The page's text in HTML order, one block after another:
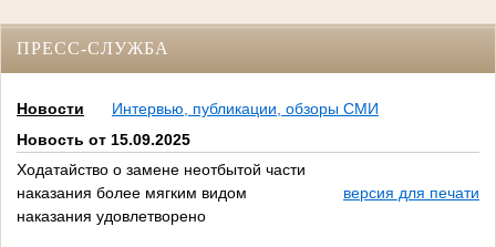
ПРЕСС-СЛУЖБА
Новости
Интервью, публикации, обзоры СМИ
Новость от 15.09.2025
Ходатайство о замене неотбытой части
наказания более мягким видом
наказания удовлетворено
версия для печати